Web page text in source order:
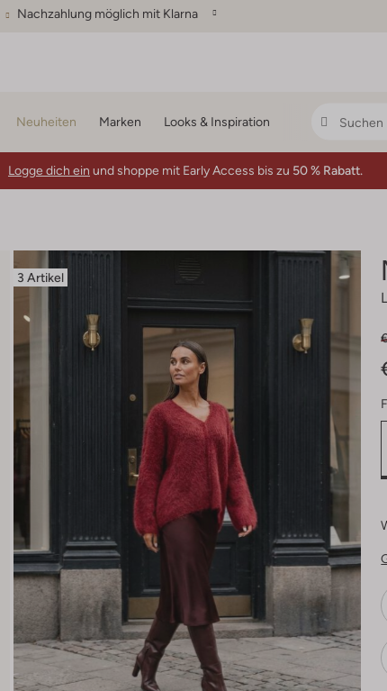
Nachzahlung möglich mit Klarna
Neuheiten Marken Looks & Inspiration
Logge dich ein und shoppe mit Early Access bis zu 50 % Rabatt.
3 Artikel